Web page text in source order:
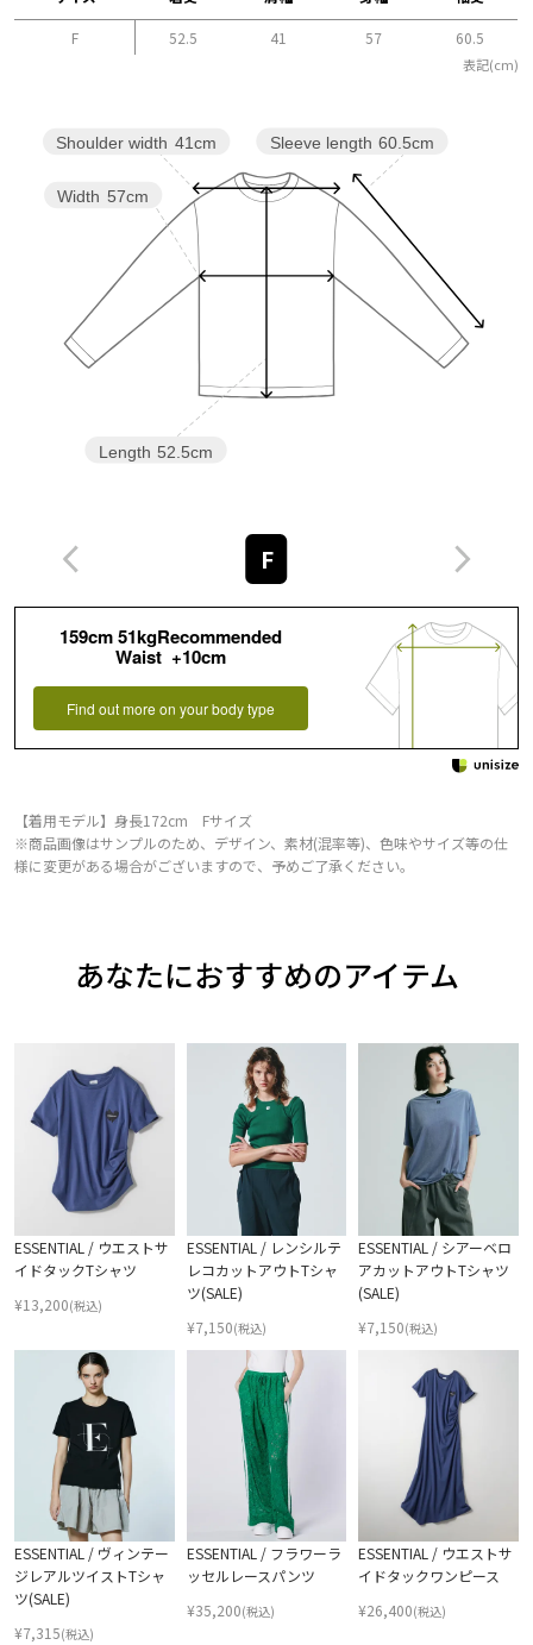
F 52.5 41 57 60.5
表記(cm)
Sleeve length 60.5cm
Length 52.5cm
Width 57cm
Shoulder width 41cm
F
159cm 51kgRecommended
Waist +10cm
Find out more on your body type
【着用モデル】身長172cm Fサイズ
※商品画像はサンプルのため、デザイン、素材(混率等)、色味やサイズ等の仕
様に変更がある場合がございますので、予めご了承ください。
あなたにおすすめのアイテム
ESSENTIAL / ウエストサ
イドタックTシャツ
¥13,200(税込)
ESSENTIAL / レンシルテ
レコカットアウトTシャ
ツ(SALE)
¥7,150(税込)
ESSENTIAL / シアーベロ
アカットアウトTシャツ
(SALE)
¥7,150(税込)
ESSENTIAL / ヴィンテー
ジレアルツイストTシャ
ツ(SALE)
¥7,315(税込)
ESSENTIAL / フラワーラ
ッセルレースパンツ
¥35,200(税込)
ESSENTIAL / ウエストサ
イドタックワンピース
¥26,400(税込)